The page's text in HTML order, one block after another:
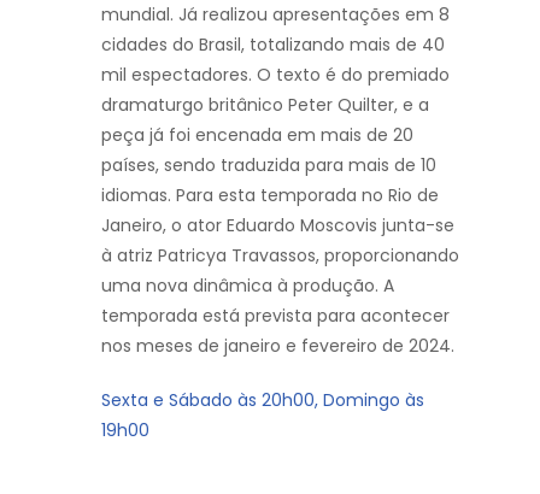
mundial. Já realizou apresentações em 8
cidades do Brasil, totalizando mais de 40
mil espectadores. O texto é do premiado
dramaturgo britânico Peter Quilter, e a
peça já foi encenada em mais de 20
países, sendo traduzida para mais de 10
idiomas. Para esta temporada no Rio de
Janeiro, o ator Eduardo Moscovis junta-se
à atriz Patricya Travassos, proporcionando
uma nova dinâmica à produção. A
temporada está prevista para acontecer
nos meses de janeiro e fevereiro de 2024.
Sexta e Sábado às 20h00, Domingo às
19h00